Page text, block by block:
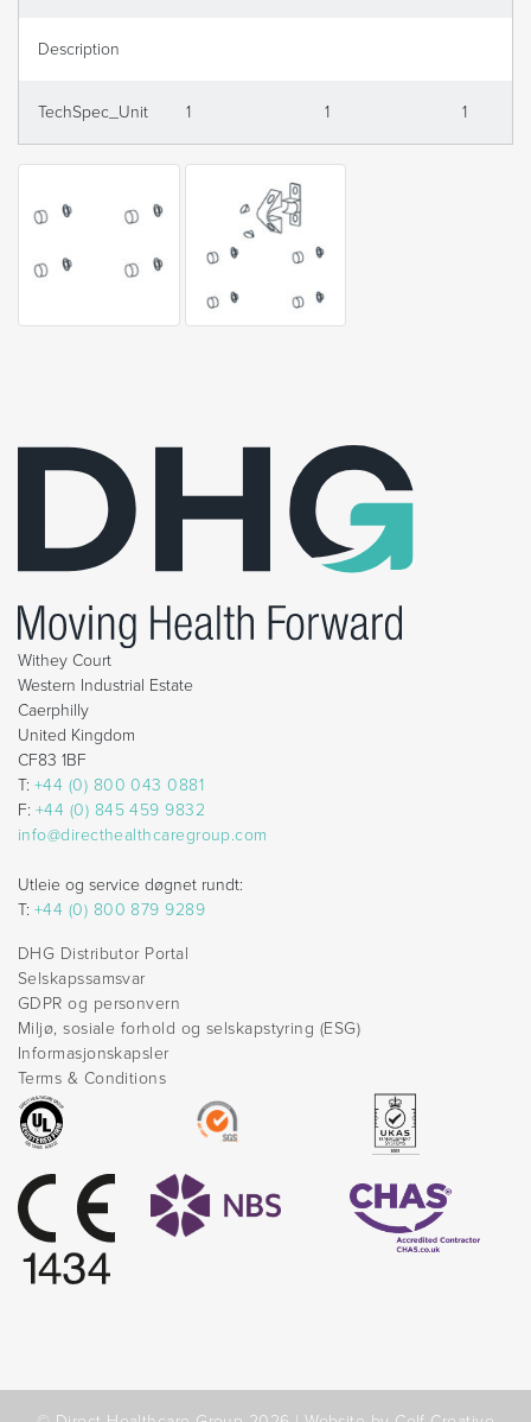
Description
TechSpec_Unit 1 1 1
Withey Court
Western Industrial Estate
Caerphilly
United Kingdom
CF83 1BF
T: +44 (0) 800 043 0881
F: +44 (0) 845 459 9832
info@directhealthcaregroup.com
Utleie og service døgnet rundt:
T: +44 (0) 800 879 9289
DHG Distributor Portal
Selskapssamsvar
GDPR og personvern
Miljø, sosiale forhold og selskapstyring (ESG)
Informasjonskapsler
Terms & Conditions